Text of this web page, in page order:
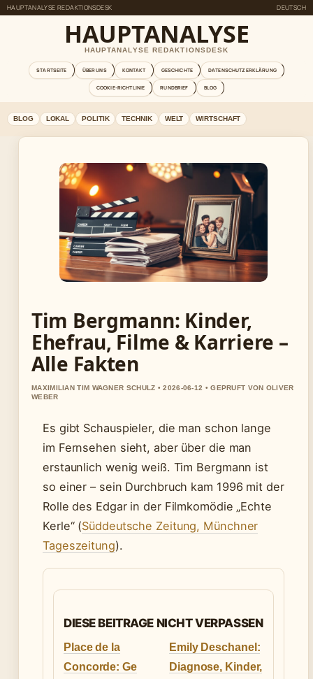
HAUPTANALYSE REDAKTIONSDESK DEUTSCH
HAUPTANALYSE
HAUPTANALYSE REDAKTIONSDESK
STARTSEITE ÜBER UNS KONTAKT GESCHICHTE DATENSCHUTZERKLÄRUNG
COOKIE-RICHTLINIE RUNDBRIEF BLOG
BLOG LOKAL POLITIK TECHNIK WELT WIRTSCHAFT
Tim Bergmann: Kinder,
Ehefrau, Filme & Karriere –
Alle Fakten
MAXIMILIAN TIM WAGNER SCHULZ • 2026-06-12 • GEPRUFT VON OLIVER
WEBER
Es gibt Schauspieler, die man schon lange
im Fernsehen sieht, aber über die man
erstaunlich wenig weiß. Tim Bergmann ist
so einer – sein Durchbruch kam 1996 mit der
Rolle des Edgar in der Filmkomödie „Echte
Kerle“ (Süddeutsche Zeitung, Münchner
Tageszeitung).
DIESE BEITRAGE NICHT VERPASSEN
Place de la
Concorde: Ge
Emily Deschanel:
Diagnose, Kinder,